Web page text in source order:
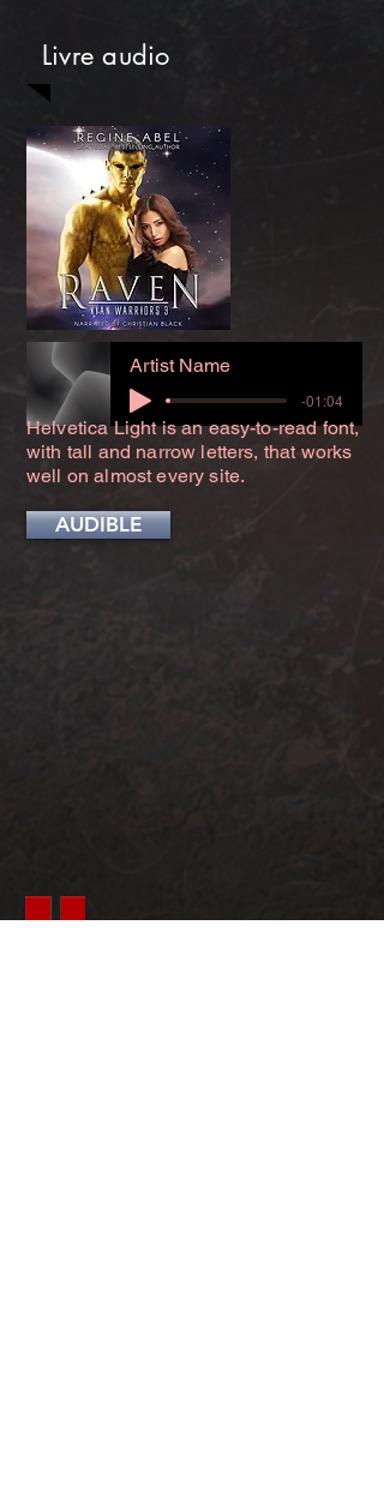
Livre audio
Artist Name
-01:04
Helvetica Light is an easy-to-read font,
with tall and narrow letters, that works
well on almost every site.
AUDIBLE